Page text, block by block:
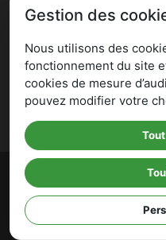
Fédération
l'Atelier Edison
Gestion des
Nous utilisons des
fonctionnement du site
cookies de mesure
pouvez modifier votre